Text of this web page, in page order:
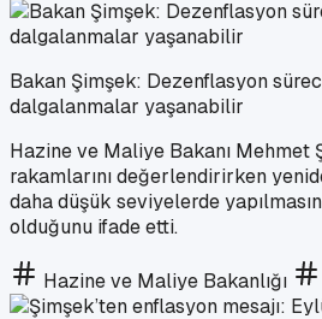
Bakan Şimşek: Dezenflasyon
dalgalanmalar yaşanabilir
Hazine ve Maliye Bakanı Mehmet
rakamlarını değerlendirirken
daha düşük seviyelerde
olduğunu ifade etti.
Hazine ve Maliye Bakanlığı